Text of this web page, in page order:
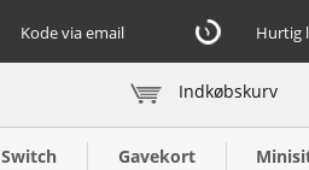
Kode via email Hurtig
Indkøbskurv
Switch Gavekort